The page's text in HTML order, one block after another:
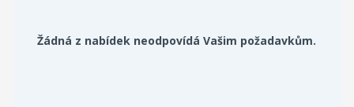
Žádná z nabídek neodpovídá Vašim požadavkům.